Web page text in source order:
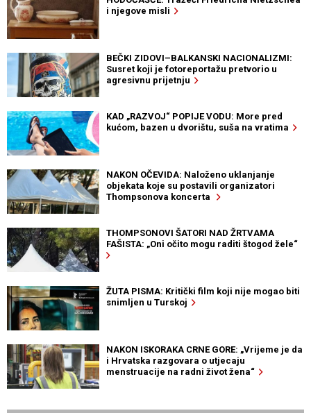
i njegove misli
BEČKI ZIDOVI–BALKANSKI NACIONALIZMI:
Susret koji je fotoreportažu pretvorio u
agresivnu prijetnju
KAD „RAZVOJ“ POPIJE VODU: More pred
kućom, bazen u dvorištu, suša na vratima
NAKON OČEVIDA: Naloženo uklanjanje
objekata koje su postavili organizatori
Thompsonova koncerta
THOMPSONOVI ŠATORI NAD ŽRTVAMA
FAŠISTA: „Oni očito mogu raditi štogod žele“
ŽUTA PISMA: Kritički film koji nije mogao biti
snimljen u Turskoj
NAKON ISKORAKA CRNE GORE: „Vrijeme je da
i Hrvatska razgovara o utjecaju
menstruacije na radni život žena“